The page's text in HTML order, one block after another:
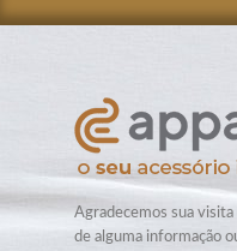
Agradecemos sua
de alguma informação